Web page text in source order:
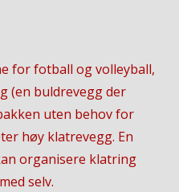
for fotball og volleyball,
(en buldrevegg der
uten behov for
høy klatrevegg. En
organisere klatring
selv.